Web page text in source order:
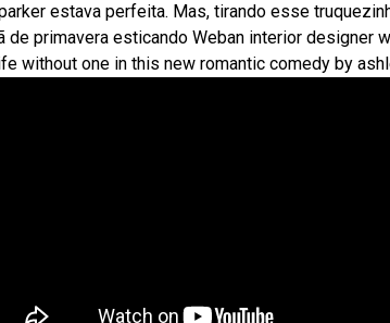
estava perfeita. Mas, tirando esse
de primavera esticando Weban interior designer
without one in this new romantic comedy by